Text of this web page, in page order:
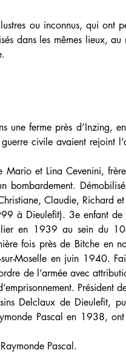
ou inconnus, qui ont
dans les mêmes lieux, au
une ferme près d’Inzing,
civile avaient rejoint
et Lina Cevenini,
bombardement.
Claudie, Richard et
à Dieulefit). 3e enfant de
en 1939 au sein du
fois près de Bitche en
Moselle en juin 1940.
de l’armée avec
Président
Delclaux de Dieulefit,
Pascal en 1938,
Pascal.